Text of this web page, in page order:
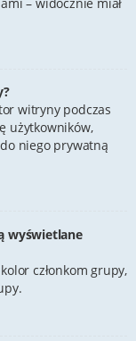
witryny podczas
użytkowników,
niego prywatną
wyświetlane
członkom grupy,